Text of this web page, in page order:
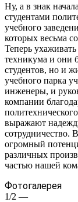
Ну, а в знак
студентами
учебного
которых весьма
Теперь
техникума и они
студентов, но и
учебного парка
инженеры, и
компании
выражают
сотрудничество.
огромный
различных
частью нашей
Фотогалерея
1/2 —